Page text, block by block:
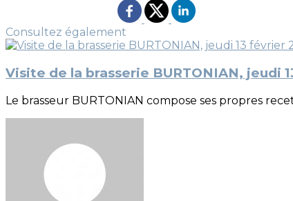
Consultez également
Visite de la brasserie BURTONIAN, jeudi
Le brasseur BURTONIAN compose ses propres